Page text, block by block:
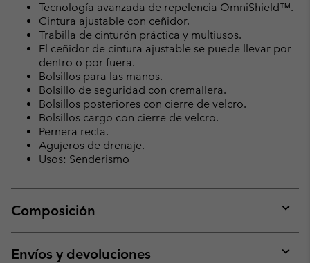
Tecnología avanzada de repelencia OmniShield™.
Cintura ajustable con ceñidor.
Trabilla de cinturón práctica y multiusos.
El ceñidor de cintura ajustable se puede llevar por
dentro o por fuera.
Bolsillos para las manos.
Bolsillo de seguridad con cremallera.
Bolsillos posteriores con cierre de velcro.
Bolsillos cargo con cierre de velcro.
Pernera recta.
Agujeros de drenaje.
Usos: Senderismo
Composición
or
Envíos y devoluciones